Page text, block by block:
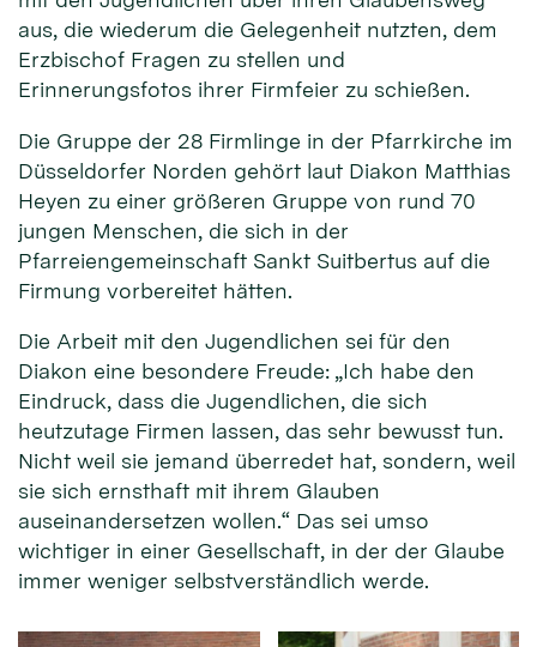
aus, die wiederum die Gelegenheit nutzten, dem
Erzbischof Fragen zu stellen und
Erinnerungsfotos ihrer Firmfeier zu schießen.
Die Gruppe der 28 Firmlinge in der Pfarrkirche im
Düsseldorfer Norden gehört laut Diakon Matthias
Heyen zu einer größeren Gruppe von rund 70
jungen Menschen, die sich in der
Pfarreiengemeinschaft Sankt Suitbertus auf die
Firmung vorbereitet hätten.
Die Arbeit mit den Jugendlichen sei für den
Diakon eine besondere Freude: „Ich habe den
Eindruck, dass die Jugendlichen, die sich
heutzutage Firmen lassen, das sehr bewusst tun.
Nicht weil sie jemand überredet hat, sondern, weil
sie sich ernsthaft mit ihrem Glauben
auseinandersetzen wollen.“ Das sei umso
wichtiger in einer Gesellschaft, in der der Glaube
immer weniger selbstverständlich werde.